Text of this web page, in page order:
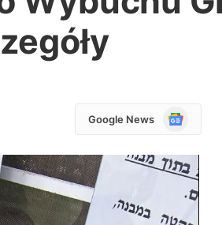
Google News
Google